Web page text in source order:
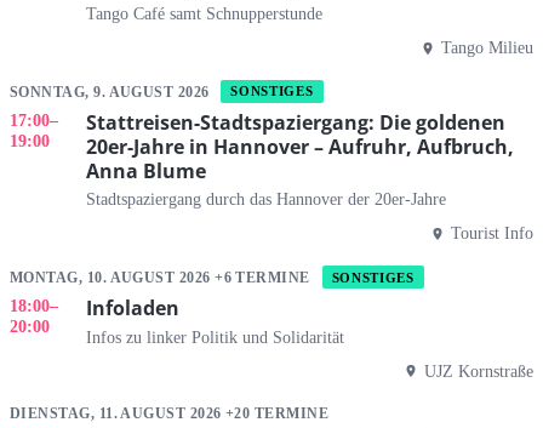
Tango Café samt Schnupperstunde
Tango Milieu
SONNTAG, 9. AUGUST 2026 SONSTIGES
17:00–
19:00
Stattreisen-Stadtspaziergang: Die goldenen
20er-Jahre in Hannover – Aufruhr, Aufbruch,
Anna Blume
Stadtspaziergang durch das Hannover der 20er-Jahre
Tourist Info
MONTAG, 10. AUGUST 2026 +6 TERMINE SONSTIGES
18:00–
20:00
Infoladen
Infos zu linker Politik und Solidarität
UJZ Kornstraße
DIENSTAG, 11. AUGUST 2026 +20 TERMINE